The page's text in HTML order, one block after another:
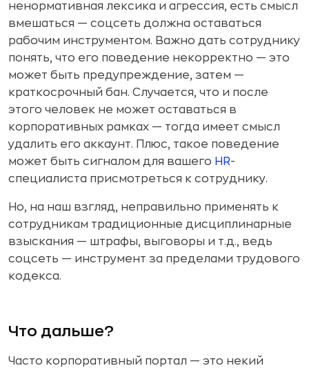
ненормативная лексика и агрессия, есть смысл
вмешаться — соцсеть должна оставаться
рабочим инструментом. Важно дать сотруднику
понять, что его поведение некорректно — это
может быть предупреждение, затем —
краткосрочный бан. Случается, что и после
этого человек не может оставаться в
корпоративных рамках — тогда имеет смысл
удалить его аккаунт. Плюс, такое поведение
может быть сигналом для вашего HR-
специалиста присмотреться к сотруднику.
Но, на наш взгляд, неправильно применять к
сотрудникам традиционные дисциплинарные
взыскания — штрафы, выговоры и т.д., ведь
соцсеть — инструмент за пределами трудового
кодекса.
Что дальше?
Часто корпоративный портал — это некий